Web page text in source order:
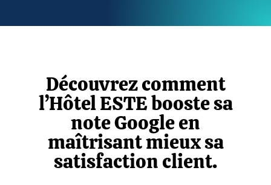
Découvrez comment
l’Hôtel ESTE booste sa
note Google en
maîtrisant mieux sa
satisfaction client.